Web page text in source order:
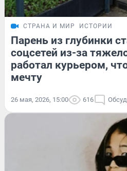
СТРАНА И МИР ИСТОРИИ
Парень из глубинки
соцсетей из-за
работал курьером,
мечту
26 мая, 2026, 15:00 616